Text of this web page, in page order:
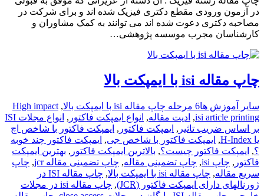
در آزمون ورودی مقطع دکتری فیزیک شده اند و برای شرکت در
مصاحبه دکتری دعوت شده اند می توانند به کمک مشاوران و
کارشناسان مجرب موسسه پژوهشی…
چاپ مقاله isi با ایمپکت بالا
سایر آموزش ها6 مرحله چاپ مقاله isi با ایمپکت بالا ,
High impact
isi article printing
, ادیت مقاله, انواع ایمپکت فاکتور ,
انواع مجلات ISI
بر اساس ضریب تاثیر , ایمپکت فاکتور , ایمپکت فاکتور با شاخص اچ
یا H-Index
, ایمپکت فاکتور با شاخص جی, ایمپکت فاکتور چند خوبه
؟, ایمپکت فاکتور چیست؟, بالاترین ایمپکت فاکتور , بهترین ایمپکت
فاکتور , چاپ isi , چاپ تضمینی مقاله, چاپ تضمینی مقاله jcr , چاپ
سریع مقاله, چاپ مقاله isi با ایمپکت بالا ,
چاپ مقاله ISI در
ژورنالهای دارای ایمپکت فاکتور (JCR)
,
چاپ مقاله isi در مجلات